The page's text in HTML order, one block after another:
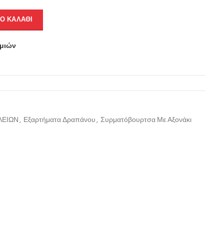
ΚΑΛΆΘΙ
, Εξαρτήματα Δραπάνου, Συρματόβουρτσα Με Αξονάκι